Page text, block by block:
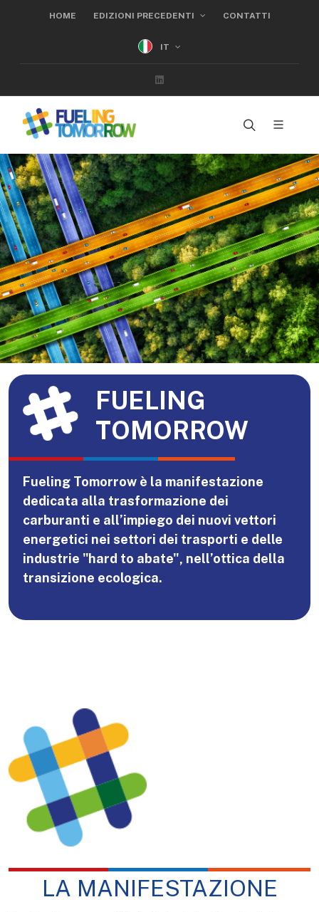
HOME EDIZIONI PRECEDENTI CONTATTI
IT
FUELING
TOMORROW
Fueling Tomorrow è la manifestazione
dedicata alla trasformazione dei
carburanti e all’impiego dei nuovi vettori
energetici nei settori dei trasporti e delle
industrie "hard to abate", nell’ottica della
transizione ecologica.
LA MANIFESTAZIONE